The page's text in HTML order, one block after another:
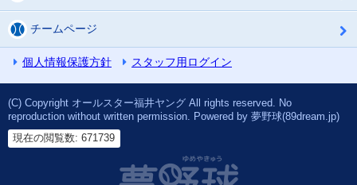
チームページ
個人情報保護方針 スタッフ用ログイン
(C) Copyright オールスター福井ヤング All rights reserved. No
reproduction without written permission. Powered by 夢野球(89dream.jp)
現在の閲覧数: 671739